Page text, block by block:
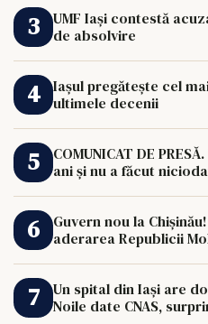
UMF Iași contestă
de absolvire
Iașul pregătește cel
ultimele decenii
COMUNICAT DE
ani și nu a făcut
Guvern nou la
aderarea Republicii
Un spital din Iași are
Noile date CNAS,